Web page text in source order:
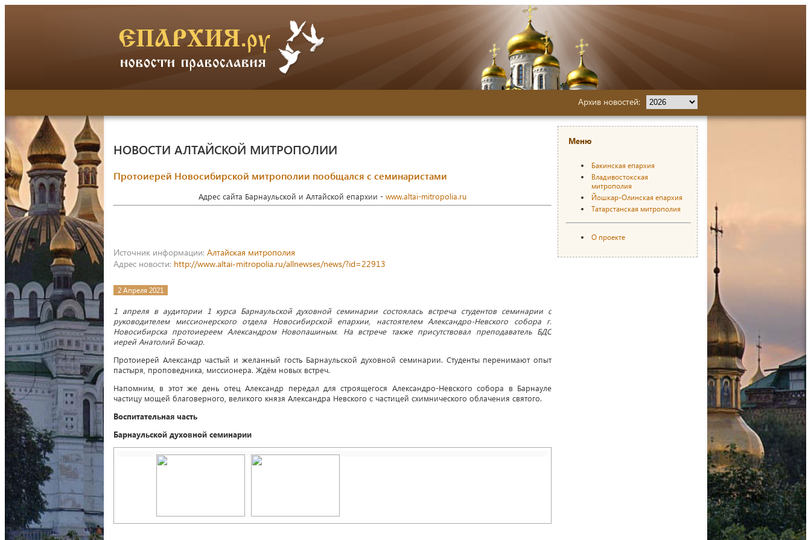
Архив новостей:
НОВОСТИ АЛТАЙСКОЙ МИТРОПОЛИИ
Протоиерей Новосибирской митрополии пообщался с семинаристами
Адрес сайта Барнаульской и Алтайской епархии - www.altai-mitropolia.ru
Источник информации: Алтайская митрополия
Адрес новости: http://www.altai-mitropolia.ru/allnewses/news/?id=22913
2 Апреля 2021
1 апреля в аудитории 1 курса Барнаульской духовной семинарии состоялась встреча студентов семинарии с
руководителем миссионерского отдела Новосибирской епархии, настоятелем Александро-Невского собора г.
Новосибирска протоиереем Александром Новопашиным. На встрече также присутствовал преподаватель БДС
иерей Анатолий Бочкар.
Протоиерей Александр частый и желанный гость Барнаульской духовной семинарии. Студенты перенимают опыт
пастыря, проповедника, миссионера. Ждём новых встреч.
Напомним, в этот же день отец Александр передал для строящегося Александро-Невского собора в Барнауле
частицу мощей благоверного, великого князя Александра Невского с частицей схимнического облачения святого.
Воспитательная часть
Барнаульской духовной семинарии
Меню
Бакинская епархия
Владивостокская
митрополия
Йошкар-Олинская епархия
Татарстанская митрополия
О проекте